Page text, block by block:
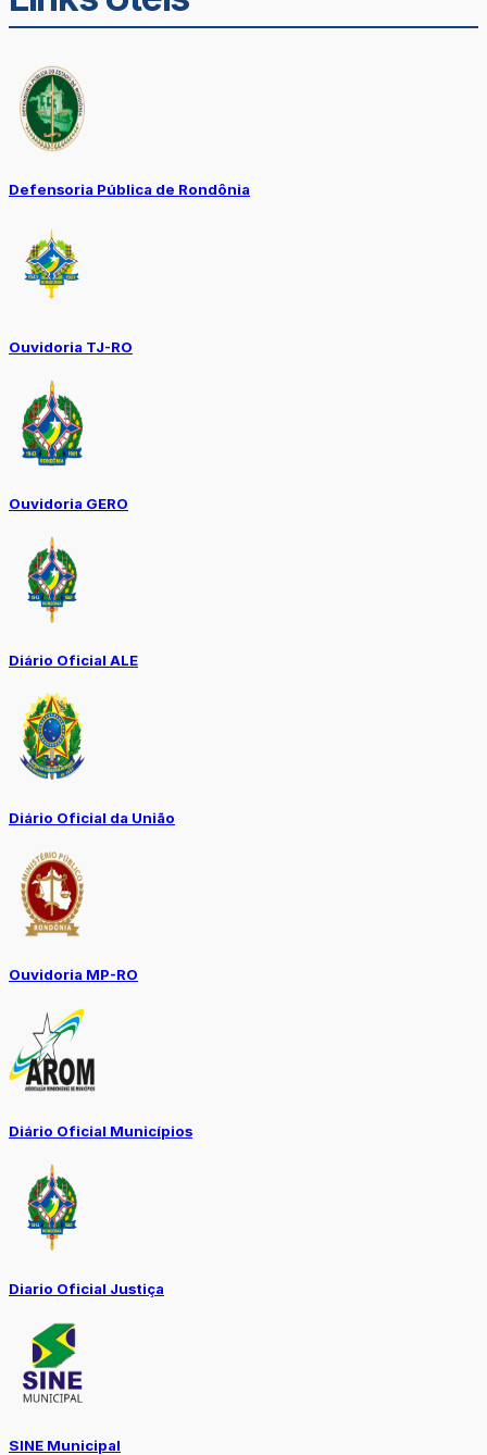
Defensoria Pública de Rondônia
Ouvidoria TJ-RO
Ouvidoria GERO
Diário Oficial ALE
Diário Oficial da União
Ouvidoria MP-RO
Diário Oficial Municípios
Diario Oficial Justiça
SINE Municipal